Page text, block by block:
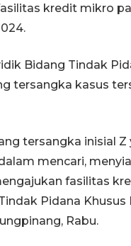
kredit mikro
Bidang Tindak
tersangka kasus
tersangka inisial Z
mencari,
fasilitas
Pidana
Rabu.